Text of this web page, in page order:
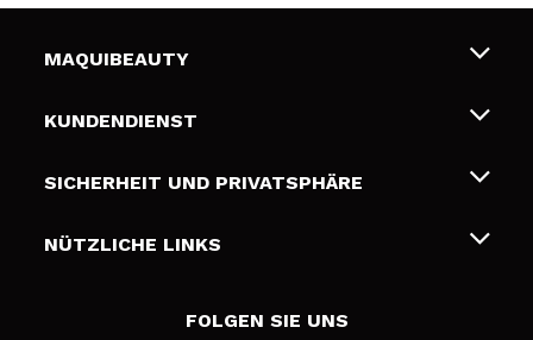
MAQUIBEAUTY
Über uns
Geschenkkarten
KUNDENDIENST
Liefer- und Versandkosten
Zahlung
SICHERHEIT UND PRIVATSPHÄRE
Bedingungen und Datenschutz
NÜTZLICHE LINKS
FOLGEN SIE UNS